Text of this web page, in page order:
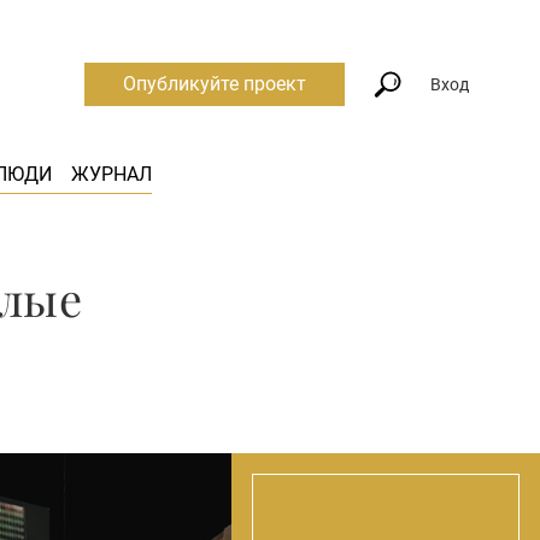
ЖУРНАЛ
Опубликуйте проект Вход